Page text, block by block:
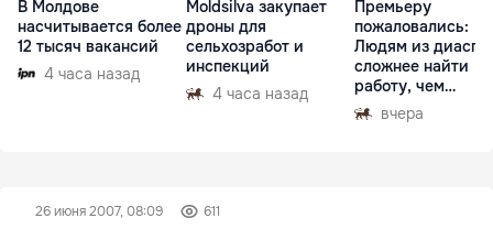
В Молдове
насчитывается более
12 тысяч вакансий
4 часа назад
Moldsilva закупает
дроны для
сельхозработ и
инспекций
4 часа назад
Премьеру
пожаловались:
Людям из
сложнее найти
работу, чем
гастарбайтерам
вчера
26 июня 2007, 08:09 611